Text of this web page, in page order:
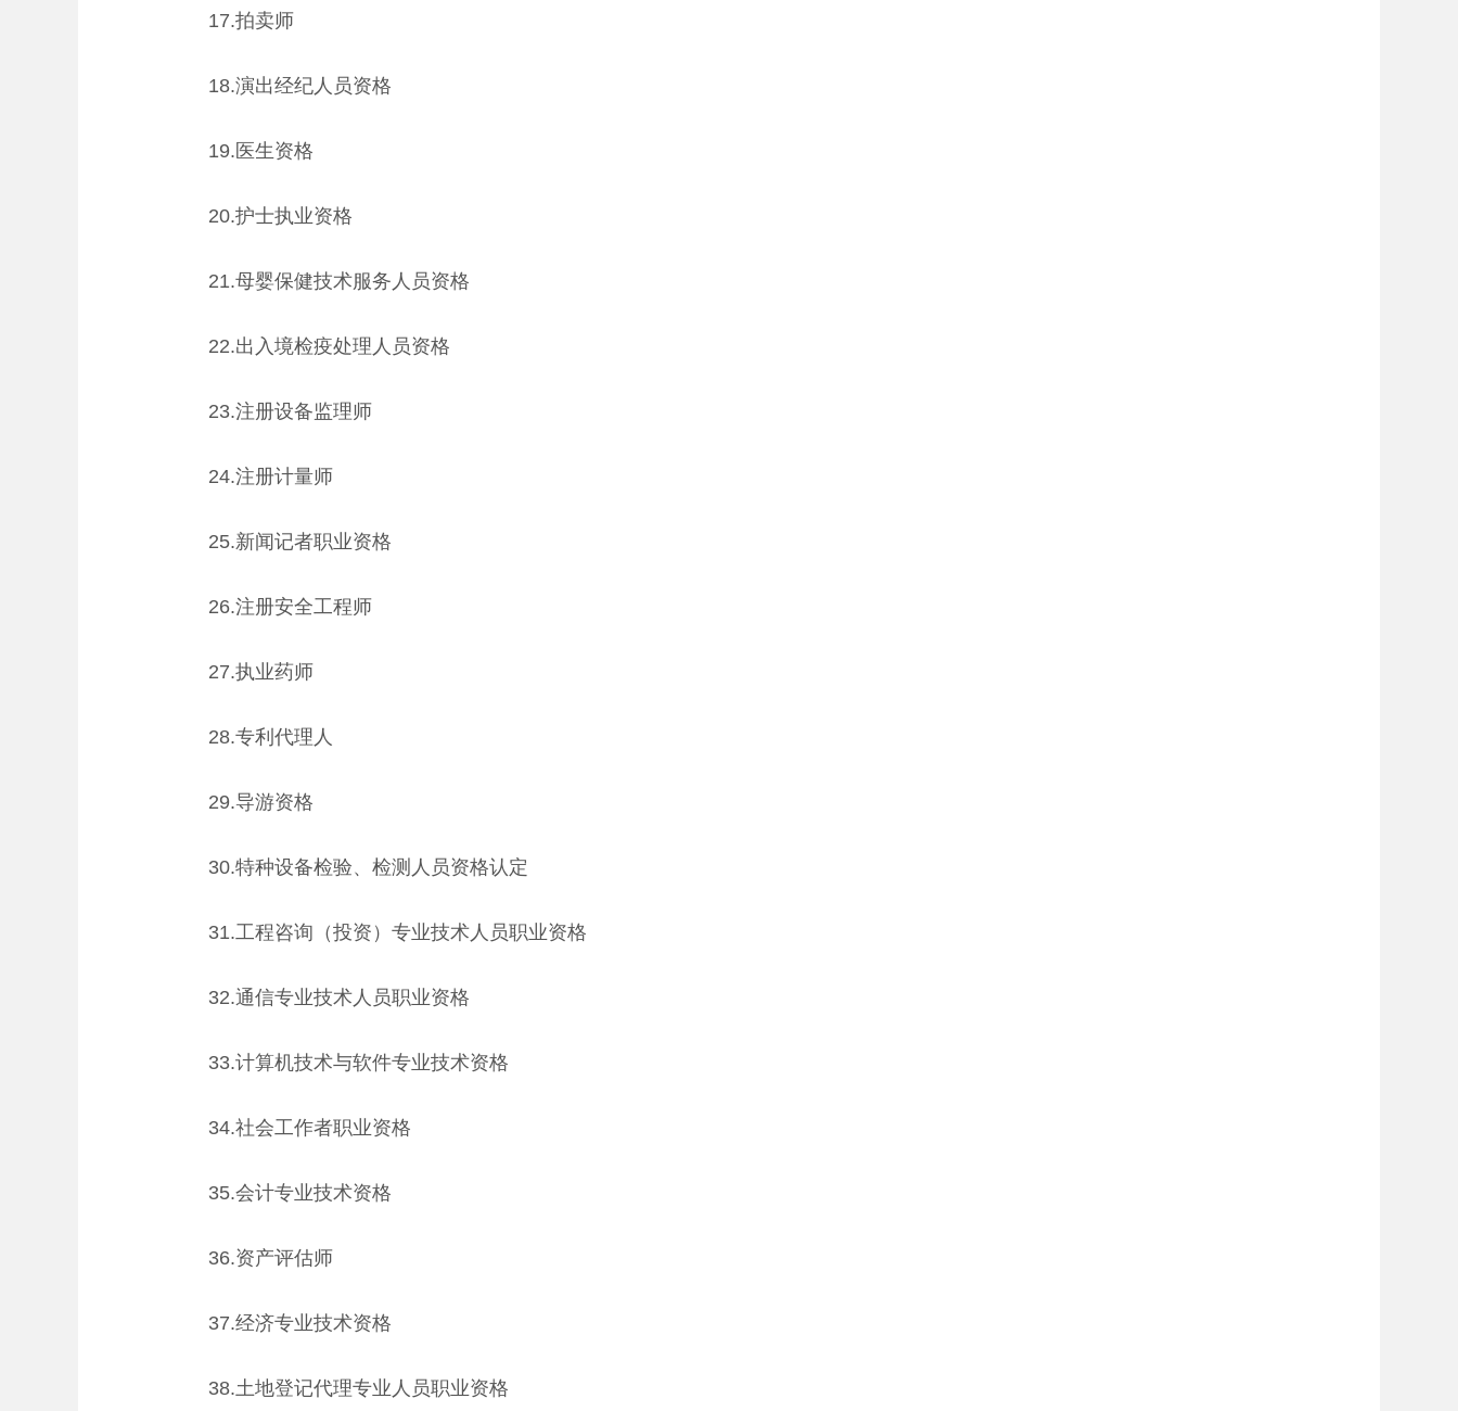
17.拍卖师
18.演出经纪人员资格
19.医生资格
20.护士执业资格
21.母婴保健技术服务人员资格
22.出入境检疫处理人员资格
23.注册设备监理师
24.注册计量师
25.新闻记者职业资格
26.注册安全工程师
27.执业药师
28.专利代理人
29.导游资格
30.特种设备检验、检测人员资格认定
31.工程咨询（投资）专业技术人员职业资格
32.通信专业技术人员职业资格
33.计算机技术与软件专业技术资格
34.社会工作者职业资格
35.会计专业技术资格
36.资产评估师
37.经济专业技术资格
38.土地登记代理专业人员职业资格